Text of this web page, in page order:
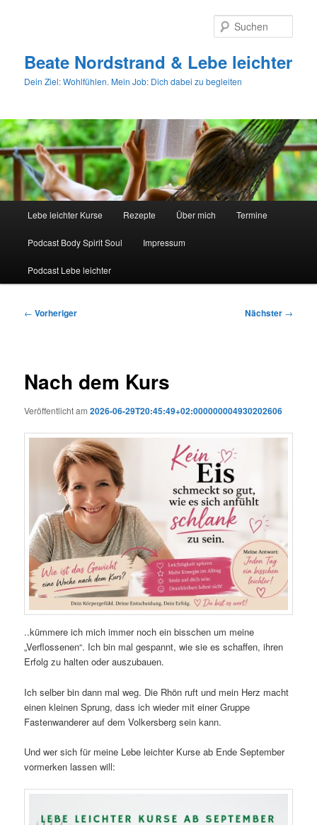
Beate Nordstrand & Lebe leichter
Dein Ziel: Wohlfühlen. Mein Job: Dich dabei zu begleiten
Lebe leichter Kurse Rezepte Über mich Termine
Podcast Body Spirit Soul Impressum
Podcast Lebe leichter
Beitragsnavigation
← Vorheriger Nächster →
Nach dem Kurs
Veröffentlicht am2026-06-29T20:45:49+02:000000004930202606
..kümmere ich mich immer noch ein bisschen um meine
„Verflossenen“. Ich bin mal gespannt, wie sie es schaffen, ihren
Erfolg zu halten oder auszubauen.
Ich selber bin dann mal weg. Die Rhön ruft und mein Herz macht
einen kleinen Sprung, dass ich wieder mit einer Gruppe
Fastenwanderer auf dem Volkersberg sein kann.
Und wer sich für meine Lebe leichter Kurse ab Ende September
vormerken lassen will: